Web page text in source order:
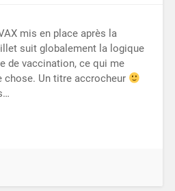
mis en place après la
suit globalement la logique
de vaccination, ce qui me
chose. Un titre accrocheur